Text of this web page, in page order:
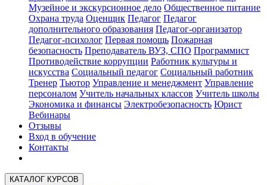
Музейное и экскурсионное дело Общественное питание
Охрана труда Оценщик Педагог Педагог
дополнительного образования Педагог-организатор
Педагог-психолог Первая помощь Пожарная
безопасность Преподаватель ВУЗ, СПО Программист
Противодействие коррупции Работник культуры и
искусства Социальный педагог Социальный работник
Тренер Тьютор Управление и менеджмент Управление
персоналом Учитель начальных классов Учитель школы
Экономика и финансы Электробезопасность Юрист
Вебинары
Отзывы
Вход в обучение
Контакты
КАТАЛОГ КУРСОВ